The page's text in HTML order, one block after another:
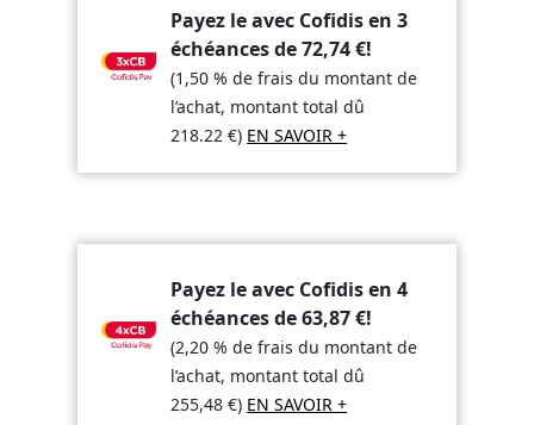
Payez le avec Cofidis en 3
échéances de72,74€!
(1,50 % de frais du montant de
l’achat, montant total dû
218.22€) EN SAVOIR +
Payez le avec Cofidis en 4
échéances de63,87€!
(2,20 % de frais du montant de
l’achat, montant total dû
255,48€) EN SAVOIR +